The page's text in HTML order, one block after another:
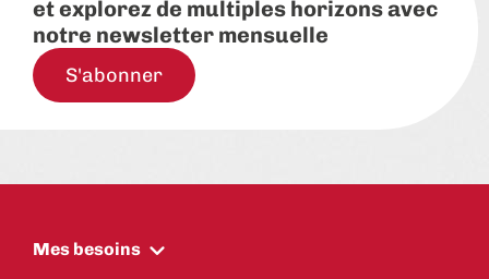
et explorez de multiples horizons avec
notre newsletter mensuelle
S'abonner
Mes besoins